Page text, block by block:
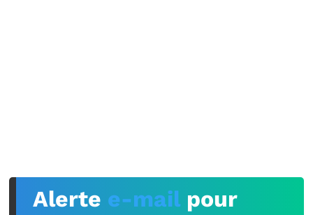
Alerte e-mail pour